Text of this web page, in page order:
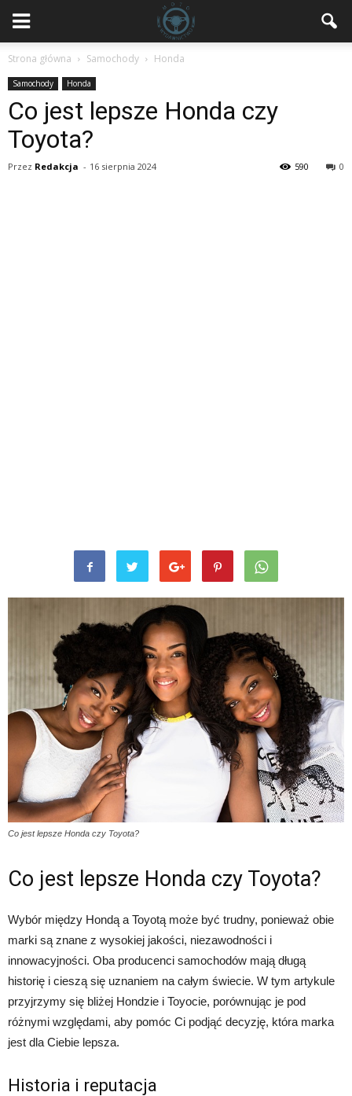
Strona główna Samochody Honda
Samochody Honda
Co jest lepsze Honda czy
Toyota?
Przez Redakcja - 16 sierpnia 2024 0
590
Co jest lepsze Honda czy Toyota?
Co jest lepsze Honda czy Toyota?
Wybór między Hondą a Toyotą może być trudny, ponieważ obie
marki są znane z wysokiej jakości, niezawodności i
innowacyjności. Oba producenci samochodów mają długą
historię i cieszą się uznaniem na całym świecie. W tym artykule
przyjrzymy się bliżej Hondzie i Toyocie, porównując je pod
różnymi względami, aby pomóc Ci podjąć decyzję, która marka
jest dla Ciebie lepsza.
Historia i reputacja